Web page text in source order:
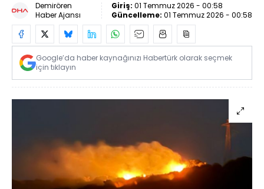
Demirören
Haber Ajansı
Giriş: 01 Temmuz 2026 - 00:58
Güncelleme: 01 Temmuz 2026 - 00:58
Google’da haber kaynağınızı Habertürk olarak seçmek
için tıklayın